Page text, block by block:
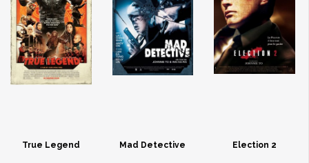
True Legend Mad Detective Election 2